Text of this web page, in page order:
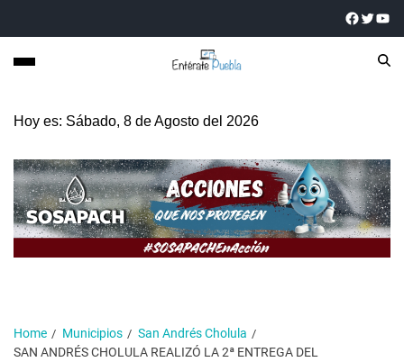
Hoy es: Sábado, 8 de Agosto del 2026
Home Municipios
San Andrés Cholula
SAN ANDRÉS CHOLULA REALIZÓ LA 2ª ENTREGA DEL